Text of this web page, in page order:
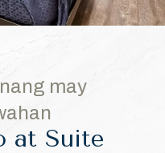
1
may
at Suite